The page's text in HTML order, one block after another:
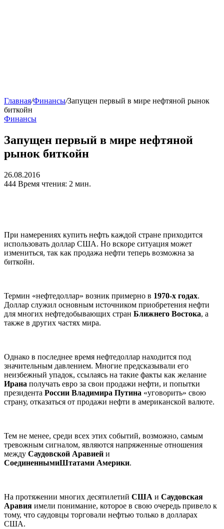
Главная/Финансы/Запущен первый в мире нефтяной рынок
биткойн
Финансы
Запущен первый в мире нефтяной
рынок биткойн
26.08.2016
444 Время чтения: 2 мин.
При намерениях купить нефть каждой стране приходится
использовать доллар США. Но вскоре ситуация может
измениться, так как продажа нефти теперь возможна за
биткойн.
Термин «нефтедоллар» возник примерно в 1970-х годах.
Доллар служил основным источником приобретения нефти
для многих нефтедобывающих стран Ближнего Востока, а
также в других частях мира.
Однако в последнее время нефтедоллар находится под
значительным давлением. Многие предсказывали его
неизбежный упадок, ссылаясь на такие факты как желание
Ирана получать евро за свои продажи нефти, и попытки
президента России Владимира Путина «уговорить» свою
страну, отказаться от продажи нефти в американской валюте.
Тем не менее, среди всех этих событий, возможно, самым
тревожным сигналом, являются напряженные отношения
между Саудовской Аравией и
СоединеннымиШтатами Америки.
На протяжении многих десятилетий США и Саудовская
Аравия имели понимание, которое в свою очередь привело к
тому, что саудовцы торговали нефтью только в долларах
США.